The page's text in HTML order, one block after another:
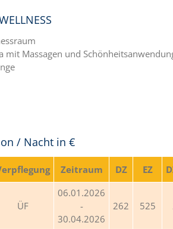
mit Massagen und
/ Nacht in €
Zeitraum DZ EZ
ÜF
06.01.2026
-
30.04.2026
262 525